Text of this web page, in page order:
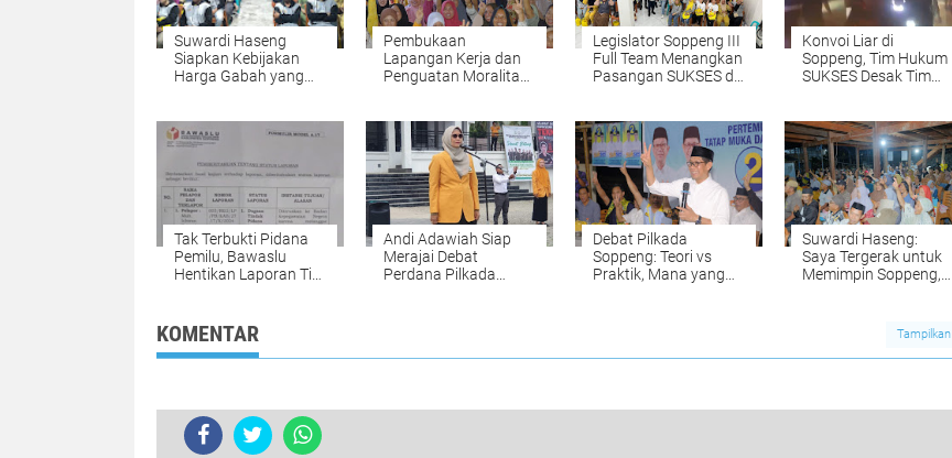
Suwardi Haseng
Siapkan Kebijakan
Harga Gabah yang
Pembukaan
Lapangan Kerja dan
Penguatan Moralitas
Legislator Soppeng III
Full Team Menangkan
Pasangan SUKSES di
Konvoi Liar di
Soppeng, Tim Hukum
SUKSES Desak Tim
Tak Terbukti Pidana
Pemilu, Bawaslu
Hentikan Laporan Tim
Andi Adawiah Siap
Merajai Debat
Perdana Pilkada
Debat Pilkada
Soppeng: Teori vs
Praktik, Mana yang
Suwardi Haseng:
Saya Tergerak untuk
Memimpin Soppeng,
KOMENTAR Tampilkan
TERKINI